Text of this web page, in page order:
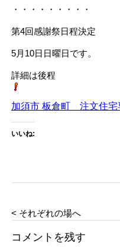
・・・・・・・・・
第4回感謝祭日程決定
5月10日日曜日です。
詳細は後程
加須市 板倉町 注文住
いいね:
< それぞれの場へ
コメントを残す